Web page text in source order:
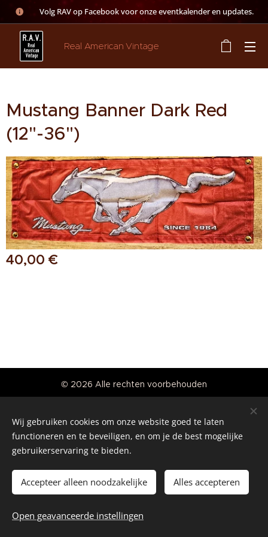
👉 Volg RAV op Facebook voor onze eventkalender en updates.
Real American Vintage
Mustang Banner Dark Red
(12"-36")
40,00 €
Toevoegen aan de winkelwagen
© 2026 Alle rechten voorbehouden
Cookies
Talen
Nederlands
English
Wij gebruiken cookies om onze website goed te laten
functioneren en te beveiligen, en om je de best mogelijke
gebruikerservaring te bieden.
Accepteer alleen noodzakelijke Alles accepteren
Open geavanceerde instellingen